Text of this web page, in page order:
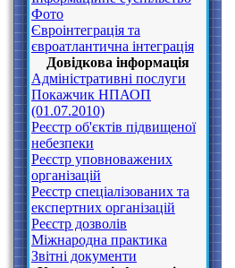
Фото
Євроінтеграція та
євроатлантична інтеграція
Довідкова інформація
Адміністративні послуги
Покажчик НПАОП
(01.07.2010)
Реєстр об'єктів підвищеної
небезпеки
Реєстр уповноважених
організацій
Реєстр спеціалізованих та
експертних організацій
Реєстр дозволів
Міжнародна практика
Звітні документи